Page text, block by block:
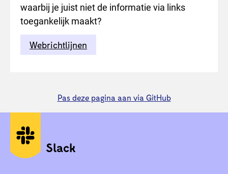
waarbij je juist niet de informatie via links
toegankelijk maakt?
Webrichtlijnen
Pas deze pagina aan via GitHub
Sociale media
Slack